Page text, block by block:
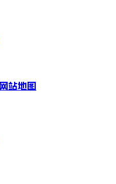
网站地图